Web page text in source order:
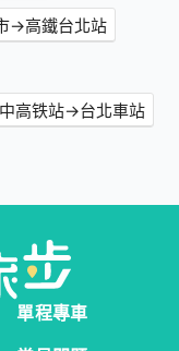
→高鐵台北站
高铁站→台北車站
單程專車